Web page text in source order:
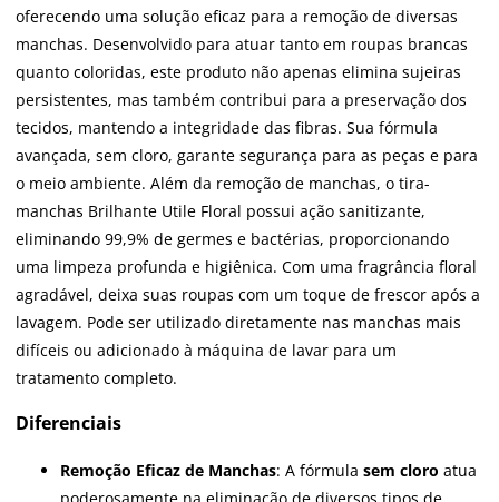
oferecendo uma solução eficaz para a remoção de diversas
manchas. Desenvolvido para atuar tanto em roupas brancas
quanto coloridas, este produto não apenas elimina sujeiras
persistentes, mas também contribui para a preservação dos
tecidos, mantendo a integridade das fibras. Sua fórmula
avançada, sem cloro, garante segurança para as peças e para
o meio ambiente. Além da remoção de manchas, o tira-
manchas Brilhante Utile Floral possui ação sanitizante,
eliminando 99,9% de germes e bactérias, proporcionando
uma limpeza profunda e higiênica. Com uma fragrância floral
agradável, deixa suas roupas com um toque de frescor após a
lavagem. Pode ser utilizado diretamente nas manchas mais
difíceis ou adicionado à máquina de lavar para um
tratamento completo.
Diferenciais
Remoção Eficaz de Manchas: A fórmula sem cloro atua
poderosamente na eliminação de diversos tipos de